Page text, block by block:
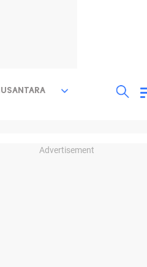
Advertisement